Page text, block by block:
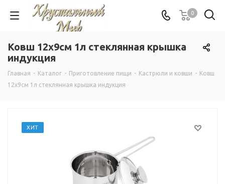
0
Ковш 12х9см 1л стеклянная крышка
индукция
Главная - Каталог - Приготовление пищи - Кастрюли и ковши - Ковш
12х9см 1л стеклянная крышка индукция
ХИТ